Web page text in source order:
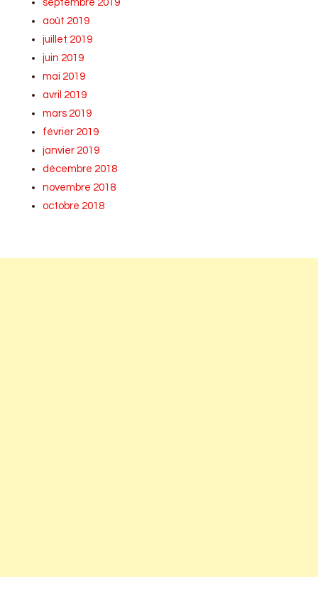
septembre 2019
août 2019
juillet 2019
juin 2019
mai 2019
avril 2019
mars 2019
février 2019
janvier 2019
décembre 2018
novembre 2018
octobre 2018